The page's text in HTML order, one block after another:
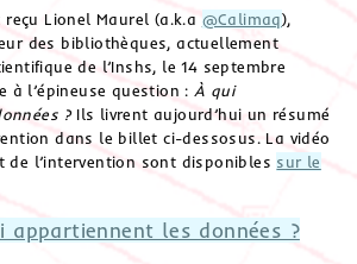
reçu Lionel Maurel (a.k.a @Calimaq),
des bibliothèques, actuellement
de l’Inshs, le 14 septembre
à l’épineuse question : À qui
?Ils livrent aujourd’hui un résumé
dans le billet ci-dessosus. La vidéo
de l’intervention sont disponibles sur le
appartiennent les données ?